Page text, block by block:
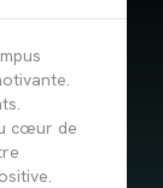
cœur de